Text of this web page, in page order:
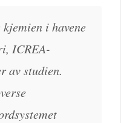
i havene
ICREA-
av studien.